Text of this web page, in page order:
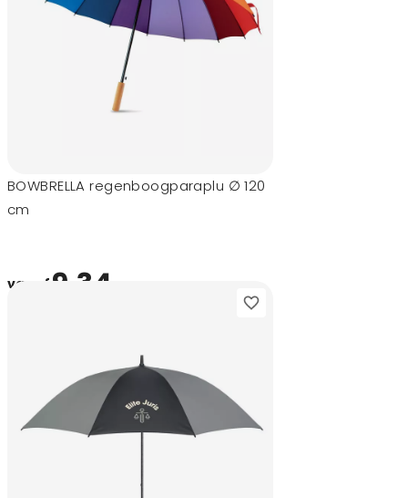
BOWBRELLA regenboogparaplu ∅ 120
cm
vanaf 9,34